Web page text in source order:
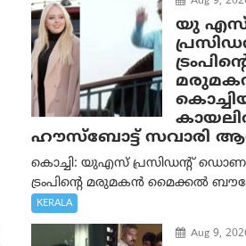
യു
ഹൗസ്ബോട്ട് സവാരി
കൊച്ചി: യുഎസ് പ്രസിഡന്റ്
ട്രംപിന്റെ മരുമകൻ മൈക്കൽ
KERALA
Aug 9,